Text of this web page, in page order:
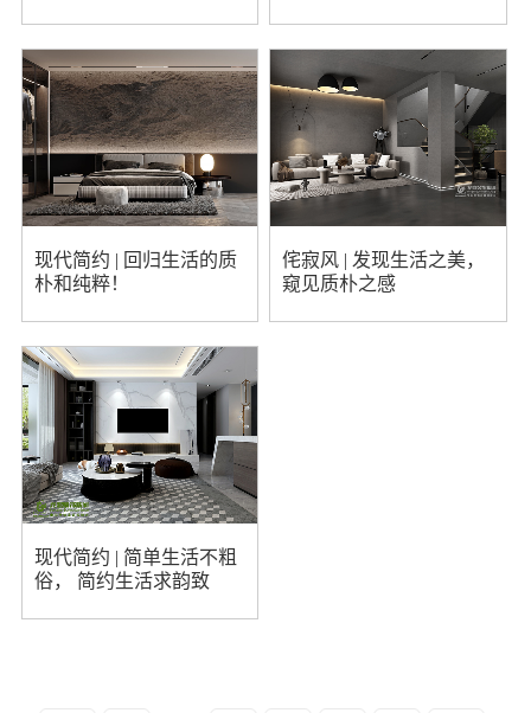
现代简约 | 回归生活的质
朴和纯粹！
侘寂风 | 发现生活之美，
窥见质朴之感
现代简约 | 简单生活不粗
俗， 简约生活求韵致